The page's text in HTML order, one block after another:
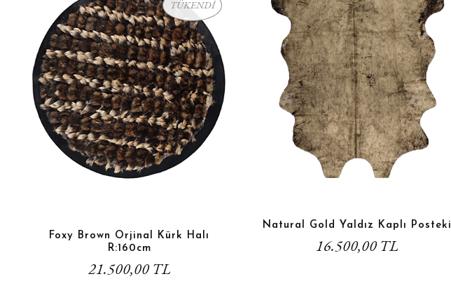
TÜKENDİ
Foxy Brown Orjinal Kürk Halı
R:160cm
21.500,00 TL
Natural Gold Yaldız Kaplı Posteki
16.500,00 TL